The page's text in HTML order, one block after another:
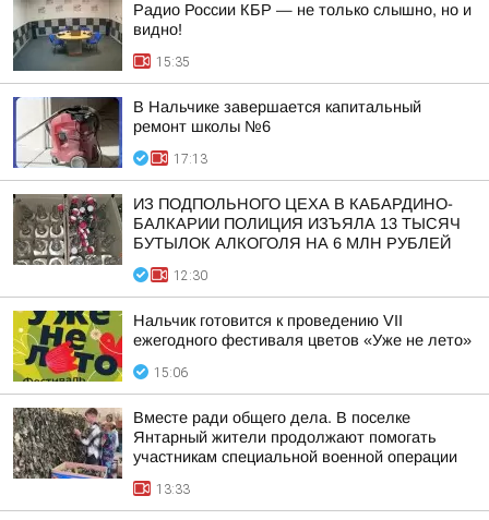
Радио России КБР — не только слышно, но и
видно!
15:35
В Нальчике завершается капитальный
ремонт школы №6
17:13
ИЗ ПОДПОЛЬНОГО ЦЕХА В КАБАРДИНО-
БАЛКАРИИ ПОЛИЦИЯ ИЗЪЯЛА 13 ТЫСЯЧ
БУТЫЛОК АЛКОГОЛЯ НА 6 МЛН РУБЛЕЙ
12:30
Нальчик готовится к проведению VII
ежегодного фестиваля цветов «Уже не лето»
15:06
Вместе ради общего дела. В поселке
Янтарный жители продолжают помогать
участникам специальной военной операции
13:33